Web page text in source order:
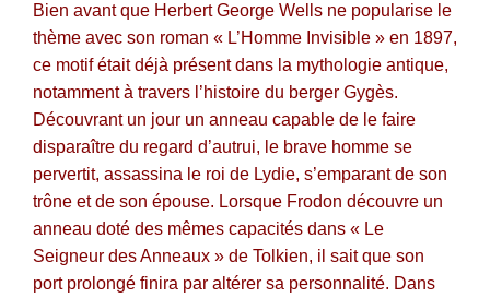
Bien avant que Herbert George Wells ne popularise le
thème avec son roman « L’Homme Invisible » en 1897,
ce motif était déjà présent dans la mythologie antique,
notamment à travers l’histoire du berger Gygès.
Découvrant un jour un anneau capable de le faire
disparaître du regard d’autrui, le brave homme se
pervertit, assassina le roi de Lydie, s’emparant de son
trône et de son épouse. Lorsque Frodon découvre un
anneau doté des mêmes capacités dans « Le
Seigneur des Anneaux » de Tolkien, il sait que son
port prolongé finira par altérer sa personnalité. Dans